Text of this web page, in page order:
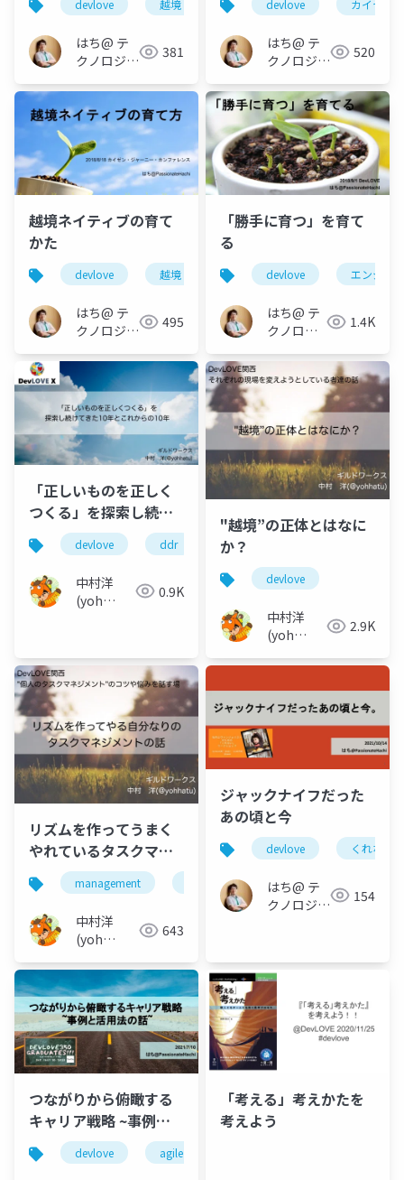
devlove 越境 agile
はち@ テ
クノロジー
「Newbee」
381
devlove カイゼン
はち@ テ
クノロジー
「Newbee」
520
越境ネイティブの育て
かた
devlove 越境 カイゼン・ジャーニー
はち@ テ
クノロジー
「Newbee」
495
「勝手に育つ」を育て
る
devlove エンジニ
はち@ テ
クノロジ
「Newbee」
1.4K
「正しいものを正しく
つくる」を探索し続け
てきた10年とこれから
の10年
devlove ddr
中村洋
(yoh
0.9K
"越境”の正体とはなに
か？
devlove
中村洋
(yoh
2.9K
リズムを作ってうまく
やれているタスクマネ
ジメントの話
management devlove
中村洋
(yoh
643
ジャックナイフだった
あの頃と今
devlove くれない
はち@ テ
クノロジー
154
つながりから俯瞰する
キャリア戦略 ~事例と
活用法の話~
devlove agile
「考える」考えかたを
考えよう